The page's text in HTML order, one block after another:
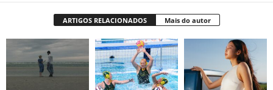
ARTIGOS RELACIONADOS Mais do autor